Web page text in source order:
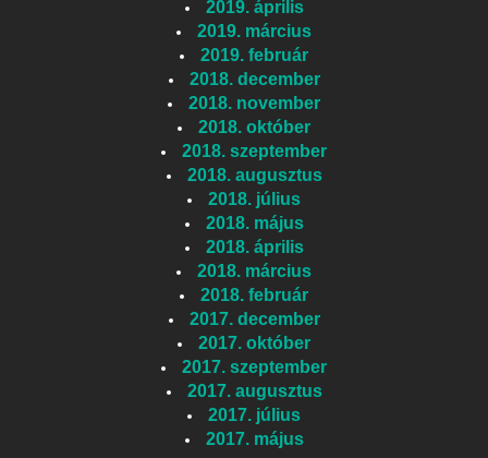
2019. április
2019. március
2019. február
2018. december
2018. november
2018. október
2018. szeptember
2018. augusztus
2018. július
2018. május
2018. április
2018. március
2018. február
2017. december
2017. október
2017. szeptember
2017. augusztus
2017. július
2017. május